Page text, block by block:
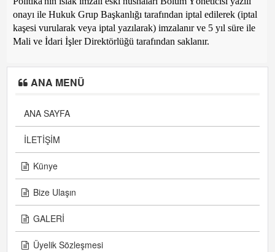
onayı ile Hukuk Grup Başkanlığı tarafından iptal edilerek (iptal
kaşesi vurularak veya iptal yazılarak) imzalanır ve 5 yıl süre ile
Mali ve İdari İşler Direktörlüğü tarafından saklanır.
ANA MENÜ
ANA SAYFA
İLETİŞİM
Künye
Bize Ulaşın
GALERİ
Üyelik Sözleşmesi